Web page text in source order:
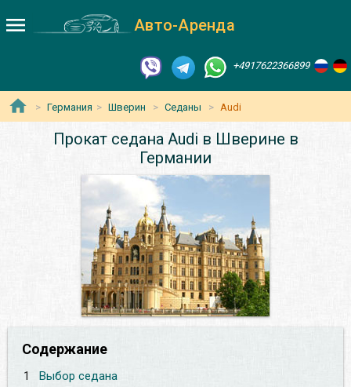
Авто-Аренда
+4917622366899
Германия Шверин Седаны Audi
Прокат седана Audi в Шверине в
Германии
Содержание
1
Выбор седана